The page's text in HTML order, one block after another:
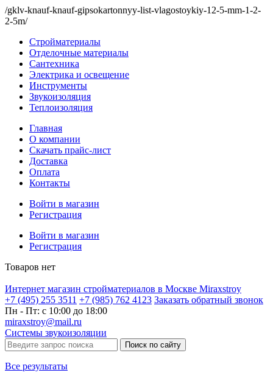
/gklv-knauf-knauf-gipsokartonnyy-list-vlagostoykiy-12-5-mm-1-2-
2-5m/
Стройматериалы
Отделочные материалы
Сантехника
Электрика и освещение
Инструменты
Звукоизоляция
Теплоизоляция
Главная
О компании
Скачать прайс-лист
Доставка
Оплата
Контакты
Войти в магазин
Регистрация
Войти в магазин
Регистрация
Товаров нет
Интернет магазин стройматериалов в Москве Miraxstroy
+7 (495) 255 3511 +7 (985) 762 4123 Заказать обратный звонок
Пн - Пт: с 10:00 до 18:00
miraxstroy@mail.ru
Системы звукоизоляции
Поиск по сайту
Все результаты